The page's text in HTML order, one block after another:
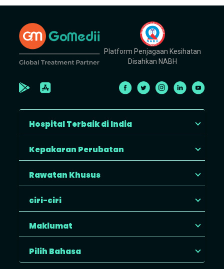
Platform Penjagaan Kesihatan
Disahkan NABH
Hospital Terbaik di India
Kepakaran Perubatan
Rawatan Khusus
ciri-ciri
Maklumat
Pilih Bahasa